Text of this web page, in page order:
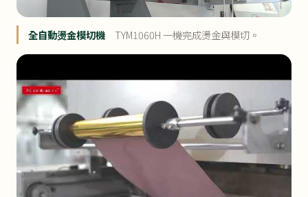
全自動燙金模切機 TYM1060H 一機完成燙金與模切。